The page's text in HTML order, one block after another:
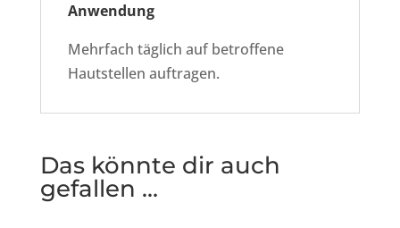
Anwendung
Mehrfach täglich auf betroffene
Hautstellen auftragen.
Das könnte dir auch
gefallen …